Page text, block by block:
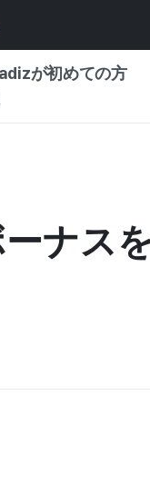
が初めての方
ドファンディング
文
ナス